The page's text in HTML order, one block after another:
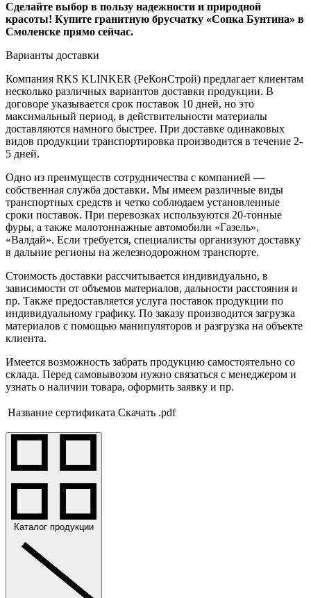
Сделайте выбор в пользу надежности и природной
красоты! Купите гранитную брусчатку «Сопка Бунтина» в
Смоленске прямо сейчас.
Варианты доставки
Компания RKS KLINKER (РеКонСтрой) предлагает клиентам
несколько различных вариантов доставки продукции. В
договоре указывается срок поставок 10 дней, но это
максимальный период, в действительности материалы
доставляются намного быстрее. При доставке одинаковых
видов продукции транспортировка производится в течение 2-
5 дней.
Одно из преимуществ сотрудничества с компанией —
собственная служба доставки. Мы имеем различные виды
транспортных средств и четко соблюдаем установленные
сроки поставок. При перевозках используются 20-тонные
фуры, а также малотоннажные автомобили «Газель»,
«Валдай». Если требуется, специалисты организуют доставку
в дальние регионы на железнодорожном транспорте.
Стоимость доставки рассчитывается индивидуально, в
зависимости от объемов материалов, дальности расстояния и
пр. Также предоставляется услуга поставок продукции по
индивидуальному графику. По заказу производится загрузка
материалов с помощью манипуляторов и разгрузка на объекте
клиента.
Имеется возможность забрать продукцию самостоятельно со
склада. Перед самовывозом нужно связаться с менеджером и
узнать о наличии товара, оформить заявку и пр.
Название сертификата Скачать .pdf
Каталог продукции